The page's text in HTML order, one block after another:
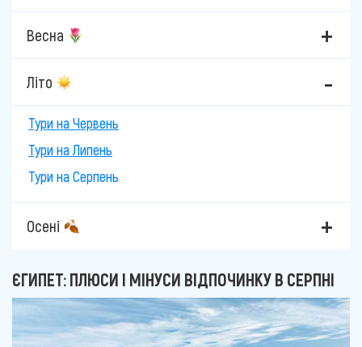
Весна
Літо
Тури на Червень
Тури на Липень
Тури на Серпень
Осені
ЄГИПЕТ: ПЛЮСИ І МІНУСИ ВІДПОЧИНКУ В СЕРПНІ